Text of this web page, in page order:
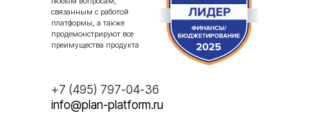
связанным с работой
платформы, а также
продемонстрируют все
преимущества продукта
+7 (495) 797-04-36
info@plan-platform.ru